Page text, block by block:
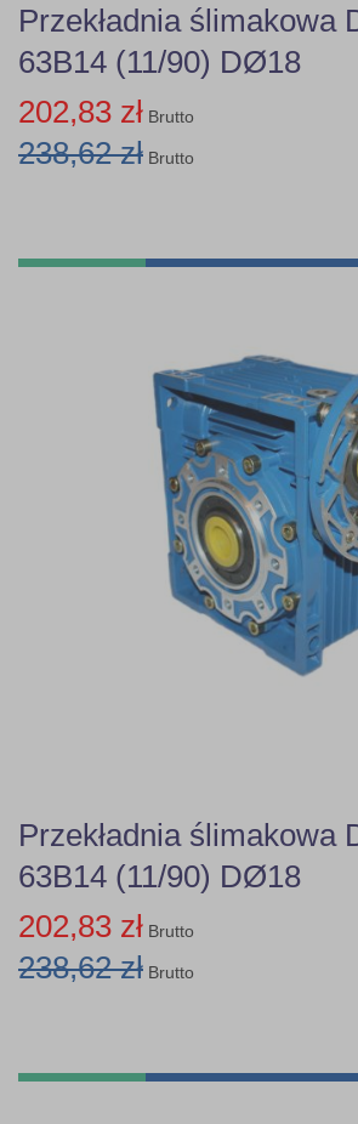
Przekładnia ślimakowa
63B14 (11/90) DØ18
202,83 zł Brutto
238,62 zł Brutto
Przekładnia ślimakowa
63B14 (11/90) DØ18
202,83 zł Brutto
238,62 zł Brutto